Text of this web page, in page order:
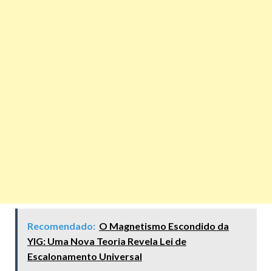
Recomendado: O Magnetismo Escondido da
YIG: Uma Nova Teoria Revela Lei de
Escalonamento Universal